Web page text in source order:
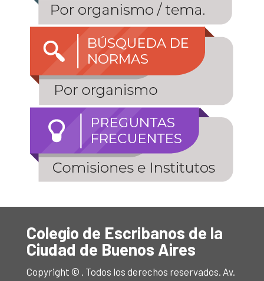
Colegio de Escribanos de la
Ciudad de Buenos Aires
Copyright © . Todos los derechos reservados. Av.